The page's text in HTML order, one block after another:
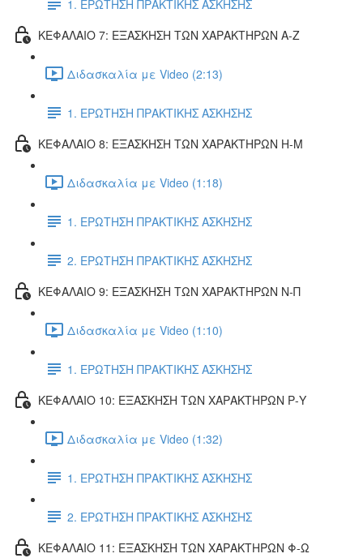
1. ΕΡΩΤΗΣΗ ΠΡΑΚΤΙΚΗΣ ΑΣΚΗΣΗΣ
ΚΕΦΑΛΑΙΟ 7: ΕΞΑΣΚΗΣΗ ΤΩΝ ΧΑΡΑΚΤΗΡΩΝ Α-Ζ
Διδασκαλία με Video (2:13)
1. ΕΡΩΤΗΣΗ ΠΡΑΚΤΙΚΗΣ ΑΣΚΗΣΗΣ
ΚΕΦΑΛΑΙΟ 8: ΕΞΑΣΚΗΣΗ ΤΩΝ ΧΑΡΑΚΤΗΡΩΝ Η-Μ
Διδασκαλία με Video (1:18)
1. ΕΡΩΤΗΣΗ ΠΡΑΚΤΙΚΗΣ ΑΣΚΗΣΗΣ
2. ΕΡΩΤΗΣΗ ΠΡΑΚΤΙΚΗΣ ΑΣΚΗΣΗΣ
ΚΕΦΑΛΑΙΟ 9: ΕΞΑΣΚΗΣΗ ΤΩΝ ΧΑΡΑΚΤΗΡΩΝ Ν-Π
Διδασκαλία με Video (1:10)
1. ΕΡΩΤΗΣΗ ΠΡΑΚΤΙΚΗΣ ΑΣΚΗΣΗΣ
ΚΕΦΑΛΑΙΟ 10: ΕΞΑΣΚΗΣΗ ΤΩΝ ΧΑΡΑΚΤΗΡΩΝ Ρ-Υ
Διδασκαλία με Video (1:32)
1. ΕΡΩΤΗΣΗ ΠΡΑΚΤΙΚΗΣ ΑΣΚΗΣΗΣ
2. ΕΡΩΤΗΣΗ ΠΡΑΚΤΙΚΗΣ ΑΣΚΗΣΗΣ
ΚΕΦΑΛΑΙΟ 11: ΕΞΑΣΚΗΣΗ ΤΩΝ ΧΑΡΑΚΤΗΡΩΝ Φ-Ω